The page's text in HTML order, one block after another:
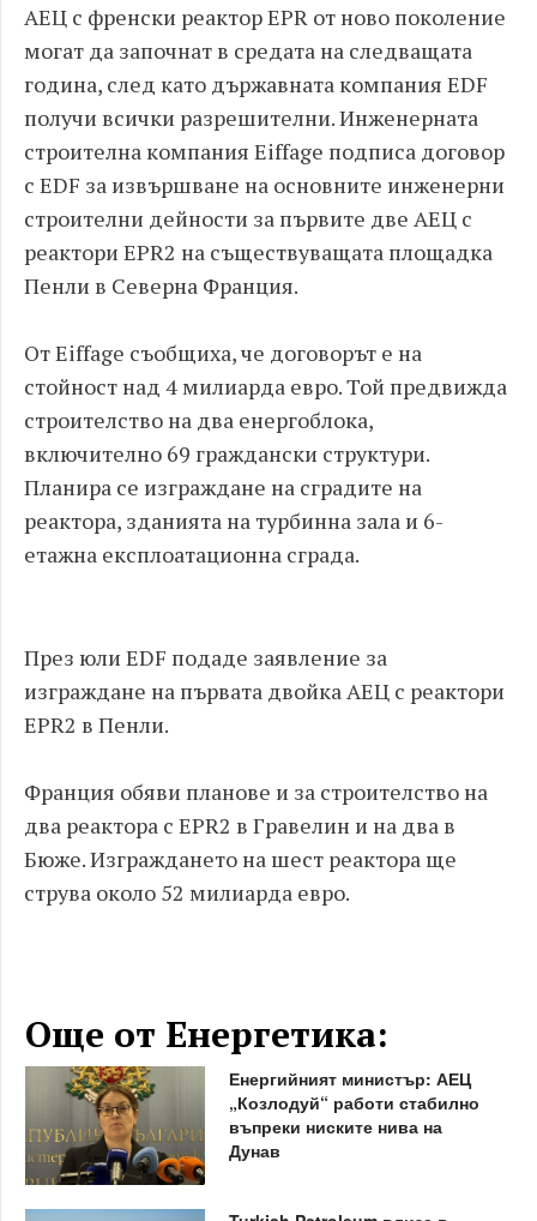
АЕЦ с френски реактор EPR от ново поколение
могат да започнат в средата на следващата
година, след като държавната компания EDF
получи всички разрешителни. Инженерната
строителна компания Eiffage подписа договор
с EDF за извършване на основните инженерни
строителни дейности за първите две АЕЦ с
реактори EPR2 на съществуващата площадка
Пенли в Северна Франция.
От Eiffage съобщиха, че договорът е на
стойност над 4 милиарда евро. Той предвижда
строителство на два енергоблока,
включително 69 граждански структури.
Планира се изграждане на сградите на
реактора, зданията на турбинна зала и 6-
етажна експлоатационна сграда.
През юли EDF подаде заявление за
изграждане на първата двойка АЕЦ с реактори
EPR2 в Пенли.
Франция обяви планове и за строителство на
два реактора с EPR2 в Гравелин и на два в
Бюже. Изграждането на шест реактора ще
струва около 52 милиарда евро.
Още от Енергетика:
Енергийният министър: АЕЦ
„Козлодуй“ работи стабилно
въпреки ниските нива на
Дунав